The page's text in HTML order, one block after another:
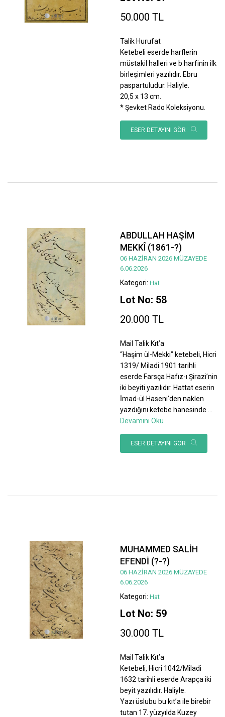
50.000 TL
Talik Hurufat
Ketebeli eserde harflerin
müstakil halleri ve b harfinin ilk
birleşimleri yazılıdır. Ebru
paspartuludur. Haliyle.
20,5 x 13 cm.
* Şevket Rado Koleksiyonu.
ESER DETAYINI GÖR
ABDULLAH HAŞİM
MEKKÎ (1861-?)
06 HAZİRAN 2026 MÜZAYEDE
6.06.2026
Kategori: Hat
Lot No: 58
20.000 TL
Mail Talik Kıt’a
“Haşim ül-Mekki” ketebeli, Hicri
1319/ Miladi 1901 tarihli
eserde Farsça Hafız-ı Şirazi’nin
iki beyiti yazılıdır. Hattat eserin
İmad-ül Haseni’den naklen
yazdığını ketebe hanesinde
Devamını Oku
ESER DETAYINI GÖR
MUHAMMED SALİH
EFENDİ (?-?)
06 HAZİRAN 2026 MÜZAYEDE
6.06.2026
Kategori: Hat
Lot No: 59
30.000 TL
Mail Talik Kıt’a
Ketebeli, Hicri 1042/Miladi
1632 tarihli eserde Arapça iki
beyit yazılıdır. Haliyle.
Yazı üslubu bu kıt’a ile birebir
tutan 17. yüzyılda Kuzey